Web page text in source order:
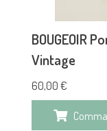
BOUGEOIR
Vintage
60,00 €